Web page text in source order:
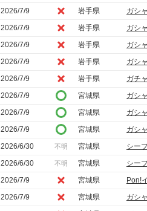
2026/7/9
岩手県
ガシ
2026/7/9
岩手県
ガシ
2026/7/9
岩手県
ガシ
2026/7/9
岩手県
ガシ
2026/7/9
岩手県
ガチ
2026/7/9
宮城県
ガシ
2026/7/9
宮城県
ガシ
2026/7/9
宮城県
ガシ
2026/6/30
不明 宮城県
シー
2026/6/30
不明 宮城県
シー
2026/7/9
宮城県
Pon!
2026/7/9
宮城県
ガシ